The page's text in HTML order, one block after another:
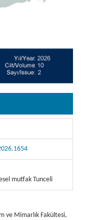
mutfak Tunceli
ve Mimarlık Fakültesi,